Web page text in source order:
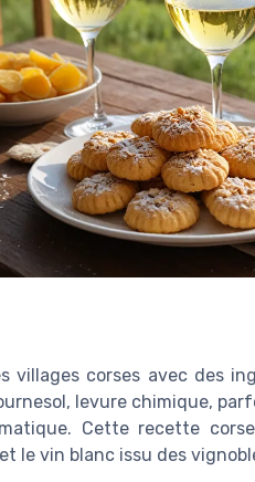
villages corses avec des
levure chimique,
Cette recette
le vin blanc issu des